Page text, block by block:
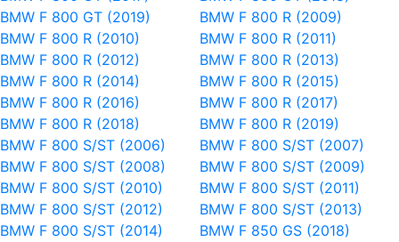
BMW F 800 GT (2019)
BMW F 800 R (2009)
BMW F 800 R (2010)
BMW F 800 R (2011)
BMW F 800 R (2012)
BMW F 800 R (2013)
BMW F 800 R (2014)
BMW F 800 R (2015)
BMW F 800 R (2016)
BMW F 800 R (2017)
BMW F 800 R (2018)
BMW F 800 R (2019)
BMW F 800 S/ST (2006)
BMW F 800 S/ST (2007)
BMW F 800 S/ST (2008)
BMW F 800 S/ST (2009)
BMW F 800 S/ST (2010)
BMW F 800 S/ST (2011)
BMW F 800 S/ST (2012)
BMW F 800 S/ST (2013)
BMW F 800 S/ST (2014)
BMW F 850 GS (2018)